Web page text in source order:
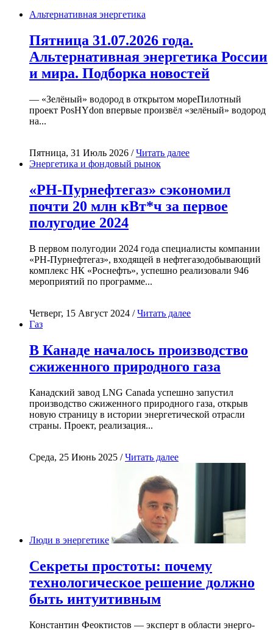
Альтернативная энергетика
Пятница 31.07.2026 года.
Альтернативная энергетика России
и мира. Подборка новостей
— «Зелёный» водород в открытом мореПилотный
проект PosHYdon впервые произвёл «зелёный» водород
на...
Пятница, 31 Июль 2026 /Читать далее
Энергетика и фондовый рынок
«РН-Пурнефтегаз» сэкономил
почти 20 млн кВт*ч за первое
полугодие 2024
В первом полугодии 2024 года специалисты компании
«РН-Пурнефтегаз», входящей в нефтегазодобывающий
комплекс НК «Роснефть», успешно реализовали 946
мероприятий по программе...
Четверг, 15 Август 2024 /Читать далее
Газ
В Канаде началось производство
сжиженного природного газа
Канадский завод LNG Canada успешно запустил
производство сжиженного природного газа, открыв
новую страницу в истории энергетической отрасли
страны. Проект, реализация...
Среда, 25 Июнь 2025 /Читать далее
Люди в энергетике
Секреты простоты: почему
технологическое решение должно
быть интуитивным
Константин Феоктистов — эксперт в области энерго-